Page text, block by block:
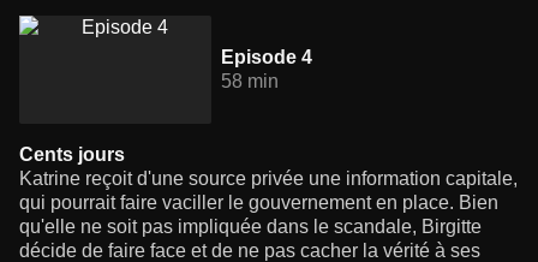
Episode 4
58 min
Cents jours
Katrine reçoit d'une source privée une information capitale,
qui pourrait faire vaciller le gouvernement en place. Bien
qu'elle ne soit pas impliquée dans le scandale, Birgitte
décide de faire face et de ne pas cacher la vérité à ses